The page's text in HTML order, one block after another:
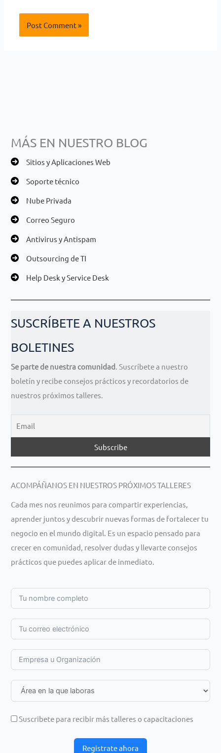
MÁS EN NUESTRO BLOG
Sitios y Aplicaciones Web
Soporte técnico
Nube Privada
Correo Seguro
Antivirus y Antispam
Outsourcing de TI
Help Desk y Service Desk
SUSCRÍBETE A NUESTROS
BOLETINES
Se parte de nuestra comunidad . Suscríbete a nuestro
boletín y recibe consejos prácticos y recordatorios de
nuestros próximos talleres.
ACOMPÁÑANOS EN NUESTROS PRÓXIMOS TALLERES
Cada mes nos reunimos para compartir experiencias,
aprender juntos y descubrir nuevas formas de fortalecer tu
negocio en el mundo digital. Es un espacio pensado para
crecer en comunidad, resolver dudas y llevarte consejos
prácticos que puedes aplicar de inmediato.
Suscribete para recibir más talleres o capacitaciones
Registrate ahora